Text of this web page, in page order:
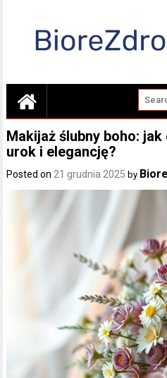
Makijaż ślubny boho:
urok i elegancję?
Posted on 21 grudnia 2025 by